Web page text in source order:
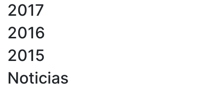
2017
2016
2015
Noticias